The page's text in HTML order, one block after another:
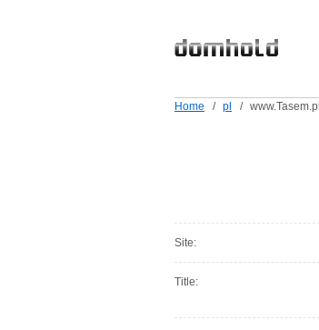
Home / pl / www.Tasem.pl
Site:
Title: